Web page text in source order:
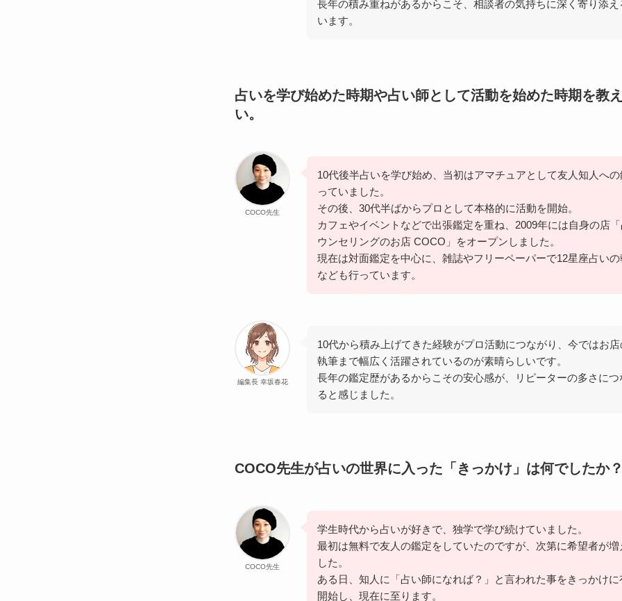
長年の積み重ねがあるからこそ、相談者の気持ちに深く寄り添
います。
占いを学び始めた時期や占い師として活動を始めた時期を教
い。
COCO先生
10代後半占いを学び始め、当初はアマチュアとして友人知人へ
っていました。
その後、30代半ばからプロとして本格的に活動を開始。
カフェやイベントなどで出張鑑定を重ね、2009年には自身の店
ウンセリングのお店 COCO」をオープンしました。
現在は対面鑑定を中心に、雑誌やフリーペーパーで12星座占い
なども行っています。
編集長 幸坂春花
10代から積み上げてきた経験がプロ活動につながり、今ではお
執筆まで幅広く活躍されているのが素晴らしいです。
長年の鑑定歴があるからこその安心感が、リピーターの多さに
ると感じました。
COCO先生が占いの世界に入った「きっかけ」は何でしたか
COCO先生
学生時代から占いが好きで、独学で学び続けていました。
最初は無料で友人の鑑定をしていたのですが、次第に希望者が
した。
ある日、知人に「占い師になれば？」と言われた事をきっかけ
開始し、現在に至ります。